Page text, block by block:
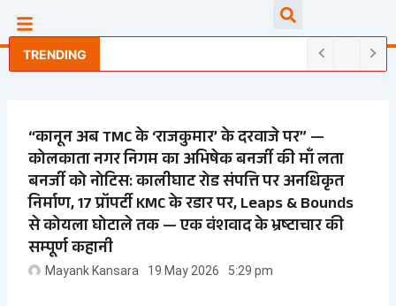
contentTRENDING
“कानून अब TMC के ‘राजकुमार’ के दरवाजे पर” —
कोलकाता नगर निगम का अभिषेक बनर्जी की माँ लता
बनर्जी को नोटिस: कालीघाट रोड संपत्ति पर अनधिकृत
निर्माण, 17 प्रॉपर्टी KMC के रडार पर, Leaps & Bounds
से कोयला घोटाले तक — एक वंशवाद के भ्रष्टाचार की
सम्पूर्ण कहानी
Mayank Kansara 19 May 2026 5:29 pm